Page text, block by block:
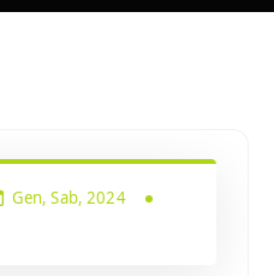
Gen, Sab, 2024